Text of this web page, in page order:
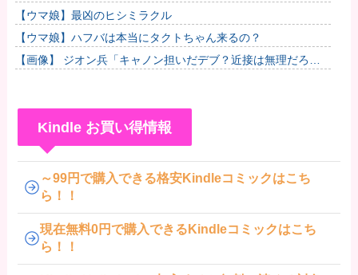
【ウマ娘】最凶のヒシミラクル
【ウマ娘】ハフバは本当にタクトちゃん来るの？
【画像】 ジオン兵「キャノン担いだデブ？近接は無理だろ
Kindle お買い得情報
～99円で購入できる格安Kindleコミックはこち
ら！！
現在無料0円で購入できるKindleコミックはこち
ら！！